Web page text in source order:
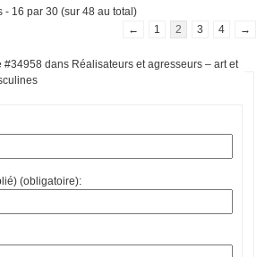
- 16 par 30 (sur 48 au total)
←
1 2 3 4 →
dans Réalisateurs et agresseurs – art et
(obligatoire):